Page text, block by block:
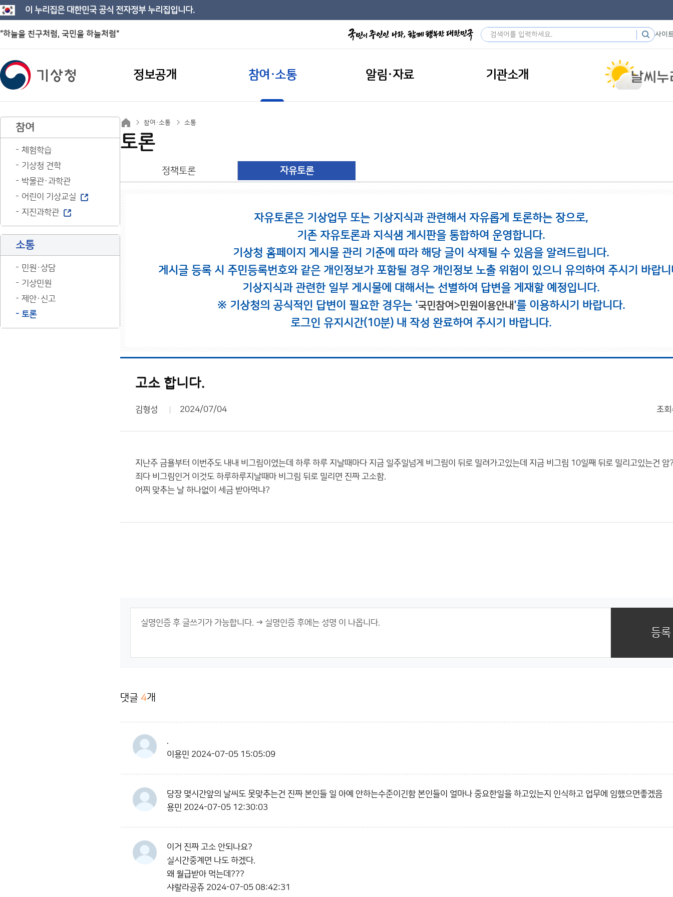
이 누리집은 대한민국 공식 전자정부 누리집입니다.
"하늘을 친구처럼, 국민을 하늘처럼" 사이
정보공개 참여·소통 알림·자료 기관소개
참여
체험학습
기상청 견학
박물관·과학관
어린이 기상교실
지진과학관
소통
민원·상담
기상민원
제안·신고
토론
참여·소통 소통
토론
정책토론 자유토론
자유토론은 기상업무 또는 기상지식과 관련해서 자유롭게 토론하는 장으로,
기존 자유토론과 지식샘 게시판을 통합하여 운영합니다.
기상청 홈페이지 게시물 관리 기준에 따라 해당 글이 삭제될 수 있음을 알려드립니다.
게시글 등록 시 주민등록번호와 같은 개인정보가 포함될 경우 개인정보 노출 위험이 있으니 유의하여 주시기 바랍니
기상지식과 관련한 일부 게시물에 대해서는 선별하여 답변을 게재할 예정입니다.
※ 기상청의 공식적인 답변이 필요한 경우는 '국민참여>민원이용안내'를 이용하시기 바랍니다.
로그인 유지시간(10분) 내 작성 완료하여 주시기 바랍니다.
고소 합니다.
김형성 2024/07/04 조회
지난주 금욜부터 이번주도 내내 비그림이였는데 하루 하루 지날때마다 지금 일주일넘게 비그림이 뒤로 밀려가고있는데 지금 비그림 10일째 뒤로 밀리고있는건 암
죄다 비그림인거 이것도 하루하루지날때마 비그림 뒤로 밀리면 진짜 고소함.
어찌 맞추는 날 하나없이 세금 받아먹냐?
등록
댓글 4개
.
이용민 2024-07-05 15:05:09
당장 몇시간앞의 날씨도 못맞추는건 진짜 본인들 일 아예 안하는수준이긴함 본인들이 얼마나 중요한일을 하고있는지 인식하고 업무에 임했으면좋겠음
용민 2024-07-05 12:30:03
이거 진짜 고소 안되나요?
실시간중계면 나도 하겠다.
왜 월급받아 먹는데???
샤랄라공쥬 2024-07-05 08:42:31